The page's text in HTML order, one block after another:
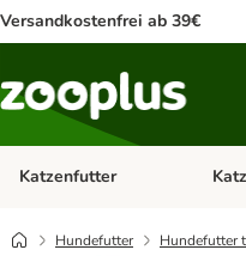
Versandkostenfrei ab 39€
Katzenfutter
Hundefutter Hundefutter